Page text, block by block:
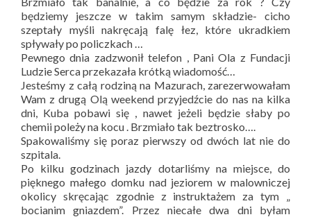
będziemy jeszcze w takim samym składzie- cicho
szeptały myśli nakręcają falę łez, które ukradkiem
spływały po policzkach …
Pewnego dnia zadzwonił telefon , Pani Ola z Fundacji
Ludzie Serca przekazała krótką wiadomość…
Jesteśmy z całą rodziną na Mazurach, zarezerwowałam
Wam z drugą Olą weekend przyjedźcie do nas na kilka
dni, Kuba pobawi się , nawet jeżeli będzie słaby po
chemii poleży na kocu . Brzmiało tak beztrosko….
Spakowaliśmy się poraz pierwszy od dwóch lat nie do
szpitala.
Po kilku godzinach jazdy dotarliśmy na miejsce, do
pięknego małego domku nad jeziorem w malowniczej
okolicy skręcając zgodnie z instruktażem za tym „
bocianim gniazdem”. Przez niecałe dwa dni byłam